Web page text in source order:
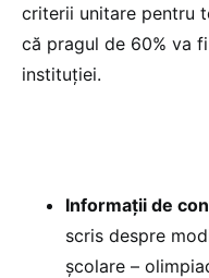
criterii unitare pentru
că pragul de 60% va
instituției.
Informații de
scris despre
școlare –